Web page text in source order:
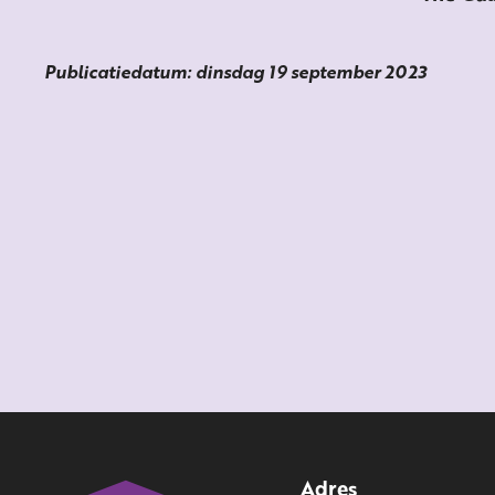
Publicatiedatum: dinsdag 19 september 2023
Adres